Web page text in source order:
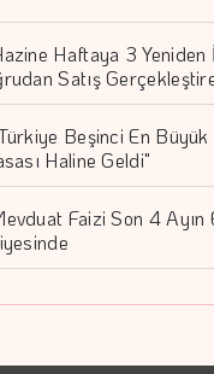
Haftaya 3 Yeniden
Satış
Beşinci En Büyük
Haline Geldi"
Faizi Son 4 Ayın